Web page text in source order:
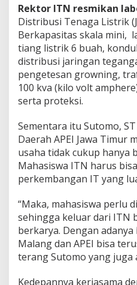
Rektor ITN resmikan
Distribusi Tenaga Listrik
Berkapasitas skala mini,
tiang listrik 6 buah,
distribusi jaringan
pengetesan growning,
100 kva (kilo volt
serta proteksi.
Sementara itu Sutomo,
Daerah APEI Jawa Timur
usaha tidak cukup hanya
Mahasiswa ITN harus
perkembangan IT yang
“Maka, mahasiswa perlu
sehingga keluar dari ITN
berkarya. Dengan
Malang dan APEI bisa
terang Sutomo yang juga
Kedepannya kerjasama